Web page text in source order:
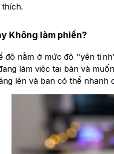
Không làm phiền?
độ nằm ở mức độ "yên
làm việc tại bàn và
lên và bạn có thể